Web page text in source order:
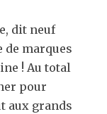
dit neuf
de marques
! Au total
pour
aux grands